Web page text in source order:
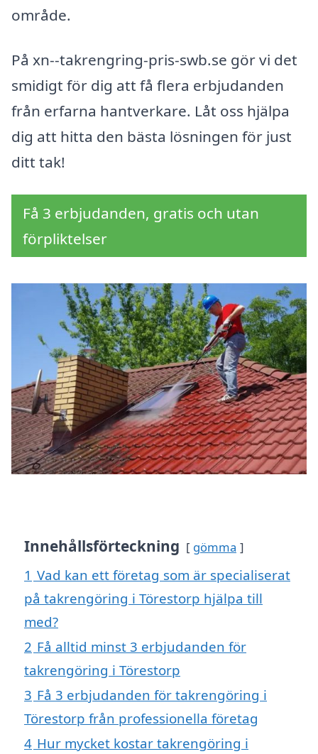
område.
På xn--takrengring-pris-swb.se gör vi det
smidigt för dig att få flera erbjudanden
från erfarna hantverkare. Låt oss hjälpa
dig att hitta den bästa lösningen för just
ditt tak!
Få 3 erbjudanden, gratis och utan
förpliktelser
Innehållsförteckning gömma
1 Vad kan ett företag som är specialiserat
på takrengöring i Törestorp hjälpa till
med?
2 Få alltid minst 3 erbjudanden för
takrengöring i Törestorp
3 Få 3 erbjudanden för takrengöring i
Törestorp från professionella företag
4 Hur mycket kostar takrengöring i